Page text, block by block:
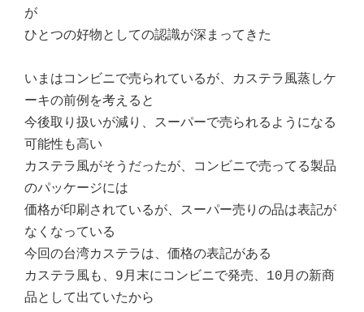
が
ひとつの好物としての認識が深まってきた
いまはコンビニで売られているが、カステラ風蒸しケ
ーキの前例を考えると
今後取り扱いが減り、スーパーで売られるようになる
可能性も高い
カステラ風がそうだったが、コンビニで売ってる製品
のパッケージには
価格が印刷されているが、スーパー売りの品は表記が
なくなっている
今回の台湾カステラは、価格の表記がある
カステラ風も、9月末にコンビニで発売、10月の新商
品として出ていたから